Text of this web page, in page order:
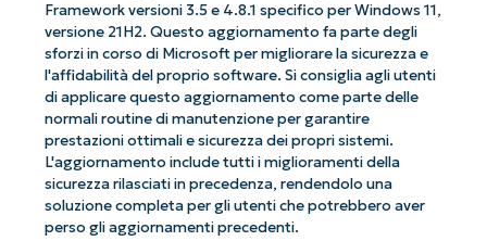
Framework versioni 3.5 e 4.8.1 specifico per Windows 11,
versione 21H2. Questo aggiornamento fa parte degli
sforzi in corso di Microsoft per migliorare la sicurezza e
l'affidabilità del proprio software. Si consiglia agli utenti
di applicare questo aggiornamento come parte delle
normali routine di manutenzione per garantire
prestazioni ottimali e sicurezza dei propri sistemi.
L'aggiornamento include tutti i miglioramenti della
sicurezza rilasciati in precedenza, rendendolo una
soluzione completa per gli utenti che potrebbero aver
perso gli aggiornamenti precedenti.